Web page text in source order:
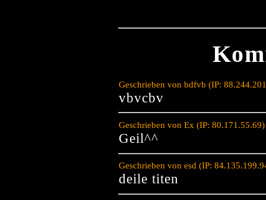
Geschrieben von bdfvb (IP:
vbvcbv
Geschrieben von Ex (IP:
Geil^^
Geschrieben von esd (IP:
deile titen